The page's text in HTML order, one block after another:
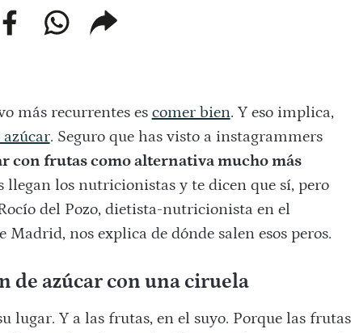
facebookwhatsapp
web
copiar
enlace
más recurrentes es comer bien. Y eso implica,
. Seguro que has visto a instagrammers
con frutas como alternativa mucho más
llegan los nutricionistas y te dicen que sí, pero
del Pozo, dietista-nutricionista en el
nos explica de dónde salen esos peros.
de azúcar con una ciruela
lugar. Y a las frutas, en el suyo. Porque las frutas